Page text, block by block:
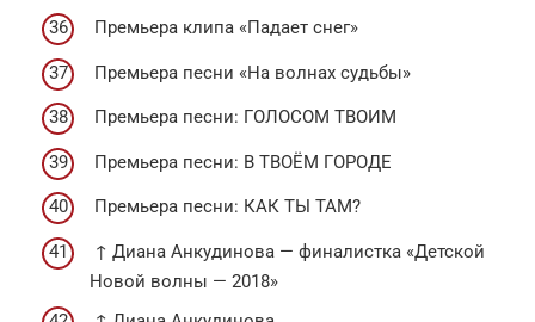
Премьера клипа «Падает снег»
Премьера песни «На волнах судьбы»
Премьера песни: ГОЛОСОМ ТВОИМ
Премьера песни: В ТВОЁМ ГОРОДЕ
Премьера песни: КАК ТЫ ТАМ?
↑ Диана Анкудинова — финалистка «Детской
Новой волны — 2018»